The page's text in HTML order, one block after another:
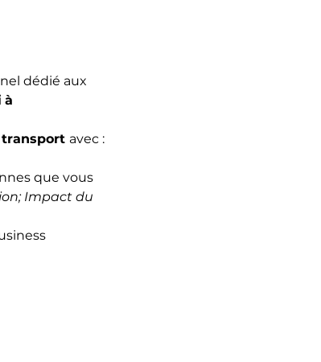
dédié aux
à
transport avec :
que vous
Impact du